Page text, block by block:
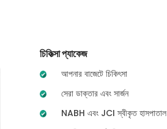
চিকিত্সা প্যাকেজ
আপনার বাজেটে চিকিৎসা
সেরা ডাক্তার এবং সার্জন
NABH এবং JCI স্বীকৃত হাসপাতাল